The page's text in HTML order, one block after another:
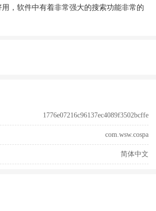
，软件中有着非常强大的搜索功能非常的
1776e07216c96137ec4089f3502bcffe
com.wsw.cospa
简体中文